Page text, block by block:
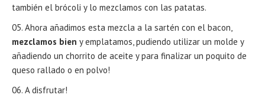
también el brócoli y lo mezclamos con las patatas.
Ahora añadimos esta mezcla a la sartén con el bacon,
mezclamos bien y emplatamos, pudiendo utilizar un molde y
añadiendo un chorrito de aceite y para finalizar un poquito de
queso rallado o en polvo!
A disfrutar!